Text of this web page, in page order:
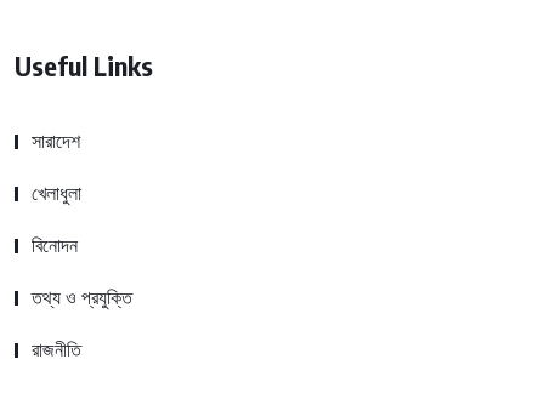
Useful Links
সারাদেশ
খেলাধুলা
বিনোদন
তথ্য ও প্রযুক্তি
রাজনীতি